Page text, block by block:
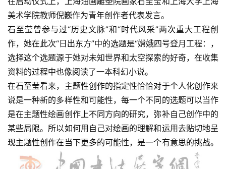
首
页
艺
坛
快
讯
美术学院教师倪巍作为青年创作者代表发言。
石至莹曾参与过“历史文脉”和“时代风采”两次重大工程创
作，她在此次“日出东方”中的选题是“嫦娥四号登月工程：，
选择这个选题源于她对未知世界和太空探索的好奇，在收集
资料的过程中也像阅读了一本科幻小说。
在石至莹看来，主题性创作的指定性恰恰对于个人化创作来
说是一种新的多样性和可能性，每一个不同的选题可以当作
是在主题性绘画创作上不同方向的研究，弥补自己创作中的
某些局限。所以如何用自己对绘画的理解和运用去贴切地呈
现主题性创作在当下更多的可能性，是一个有意思的挑战。